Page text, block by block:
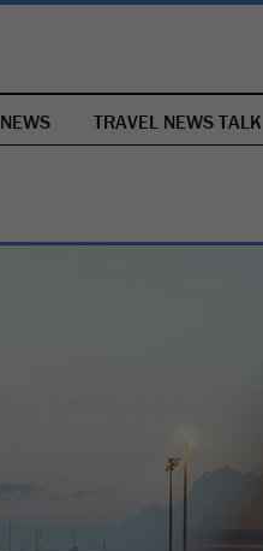
NEWS TRAVEL NEWS TALK